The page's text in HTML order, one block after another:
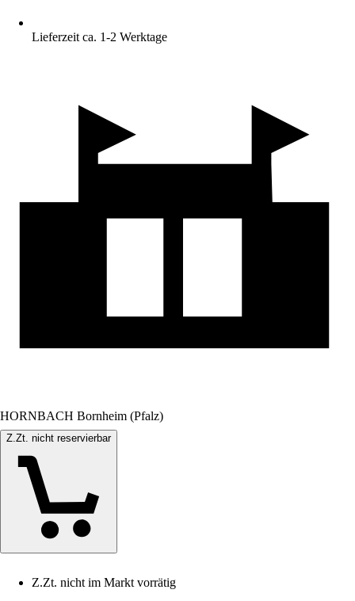
Lieferzeit ca. 1-2 Werktage
HORNBACH Bornheim (Pfalz)
Z.Zt. nicht reservierbar
Z.Zt. nicht im Markt vorrätig